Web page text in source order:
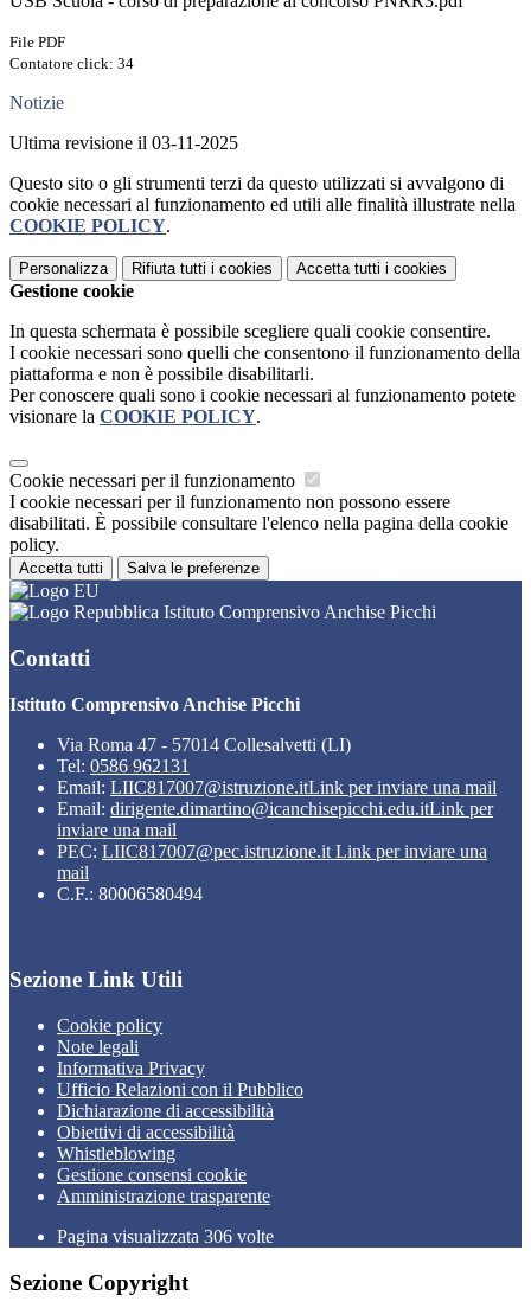
File PDF
Contatore click: 34
Notizie
Ultima revisione il 03-11-2025
Questo sito o gli strumenti terzi da questo utilizzati si avvalgono di
cookie necessari al funzionamento ed utili alle finalità illustrate nella
COOKIE POLICY.
Personalizza Rifiuta tutti i cookies Accetta tutti i cookies
Gestione cookie
In questa schermata è possibile scegliere quali cookie consentire.
I cookie necessari sono quelli che consentono il funzionamento della
piattaforma e non è possibile disabilitarli.
Per conoscere quali sono i cookie necessari al funzionamento potete
visionare la COOKIE POLICY.
Cookie necessari per il funzionamento
I cookie necessari per il funzionamento non possono essere
disabilitati. È possibile consultare l'elenco nella pagina della cookie
policy.
Accetta tutti Salva le preferenze
Istituto Comprensivo Anchise Picchi
Contatti
Istituto Comprensivo Anchise Picchi
Via Roma 47 - 57014 Collesalvetti (LI)
Tel: 0586 962131
Email: LIIC817007@istruzione.itLink per inviare una mail
Email: dirigente.dimartino@icanchisepicchi.edu.itLink per
inviare una mail
PEC: LIIC817007@pec.istruzione.it Link per inviare una
mail
C.F.: 80006580494
Sezione Link Utili
Cookie policy
Note legali
Informativa Privacy
Ufficio Relazioni con il Pubblico
Dichiarazione di accessibilità
Obiettivi di accessibilità
Whistleblowing
Gestione consensi cookie
Amministrazione trasparente
Pagina visualizzata 306 volte
Sezione Copyright